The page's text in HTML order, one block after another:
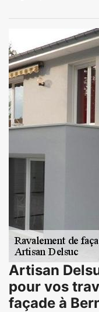
Artisan
pour vos
façade à